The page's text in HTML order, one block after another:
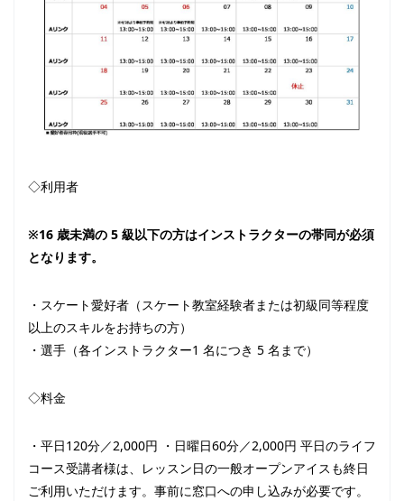
◇利用者
※16 歳未満の 5 級以下の方はインストラクターの帯同が必須
となります。
・スケート愛好者（スケート教室経験者または初級同等程度
以上のスキルをお持ちの方）
・選手（各インストラクター1 名につき 5 名まで）
◇料金
・平日120分／2,000円 ・日曜日60分／2,000円 平日のライフ
コース受講者様は、レッスン日の一般オープンアイスも終日
ご利用いただけます。事前に窓口への申し込みが必要です。